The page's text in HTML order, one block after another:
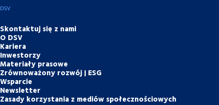
DSV
Skontaktuj się z nami
O DSV
Kariera
Inwestorzy
Materiały prasowe
Zrównoważony rozwój | ESG
Wsparcie
Newsletter
Zasady korzystania z mediów społecznościowych